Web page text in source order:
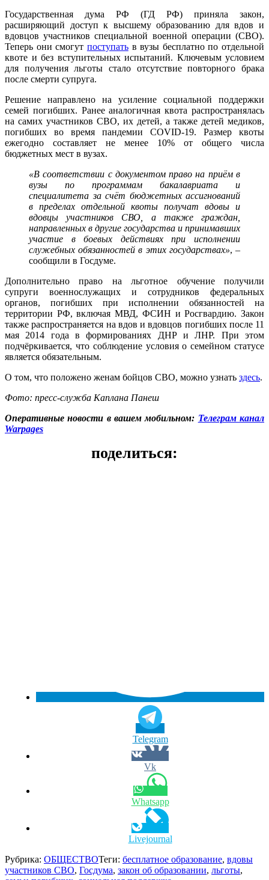
Государственная дума РФ (ГД РФ) приняла закон,
расширяющий доступ к высшему образованию для вдов и
вдовцов участников специальной военной операции (СВО).
Теперь они смогут поступатьв вузы бесплатно по отдельной
квоте и без вступительных испытаний. Ключевым условием
для получения льготы стало отсутствие повторного брака
после смерти супруга.
Решение направлено на усиление социальной поддержки
семей погибших. Ранее аналогичная квота распространялась
на самих участников СВО, их детей, а также детей медиков,
погибших во время пандемии COVID-19. Размер квоты
ежегодно составляет не менее 10% от общего числа
бюджетных мест в вузах.
«В соответствии с документом право на приём в
вузы по программам бакалавриата и
специалитета за счёт бюджетных ассигнований
в пределах отдельной квоты получат вдовы и
вдовцы участников СВО, а также граждан,
направленных в другие государства и принимавших
участие в боевых действиях при исполнении
служебных обязанностей в этих государствах», –
сообщили в Госдуме.
Дополнительно право на льготное обучение получили
супруги военнослужащих и сотрудников федеральных
органов, погибших при исполнении обязанностей на
территории РФ, включая МВД, ФСИН и Росгвардию. Закон
также распространяется на вдов и вдовцов погибших после 11
мая 2014 года в формированиях ДНР и ЛНР. При этом
подчёркивается, что соблюдение условия о семейном статусе
является обязательным.
О том, что положено женам бойцов СВО, можно узнать здесь.
Фото: пресс-служба Каплана Панеш
Оперативные новости в вашем мобильном: Телеграм канал
Warpages
поделиться:
Telegram
Vk
Whatsapp
Livejournal
Рубрика: ОБЩЕСТВОТеги: бесплатное образование, вдовы
участников СВО, Госдума, закон об образовании, льготы,